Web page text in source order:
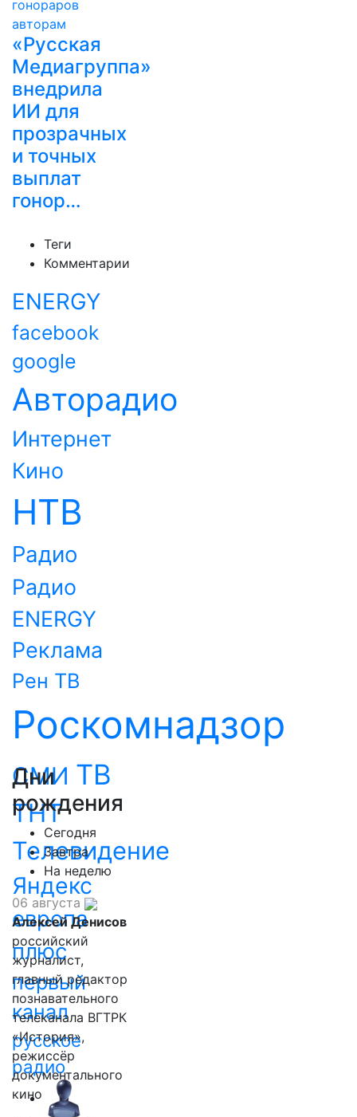
«Русская
Медиагруппа»
внедрила
ИИ для
прозрачных
и точных
выплат
гонор…
Теги
Комментарии
ENERGY
facebook
google
Авторадио
Интернет
Кино
НТВ
Радио
Радио
ENERGY
Реклама
Рен ТВ
Роскомнадзор
СМИ ТВ
ТНТ
Телевидение
Яндекс
европа
плюс
первый
канал
русское
радио
Дни
рождения
Сегодня
Завтра
На неделю
06 августа
Алексей Денисов
российский
журналист,
главный редактор
познавательного
телеканала ВГТРК
«История»,
режиссёр
документального
кино